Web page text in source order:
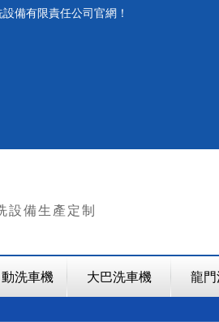
有限責任公司官網！
設備生產定制
洗車機 大巴洗車機 龍